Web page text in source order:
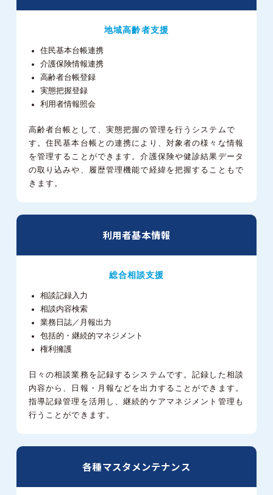
地域高齡者支援
住民基本台帳連携
介護保険情報連携
高齢者台帳登録
実態把握登録
利用者情報照会
高齢者台帳として、実態把握の管理を行うシステムで
す。住民基本台帳との連携により、対象者の様々な情報
を管理することができます。介護保険や健診結果データ
の取り込みや、履歴管理機能で経緯を把握することもで
きます。
利用者基本情報
総合相談支援
相談記録入力
相談内容検索
業務日誌／月報出力
包括的・継続的マネジメント
権利擁護
日々の相談業務を記録するシステムです。記録した相談
内容から、日報・月報などを出力することができます。
指導記録管理を活用し、継続的ケアマネジメント管理も
行うことができます。
各種マスタメンテナンス